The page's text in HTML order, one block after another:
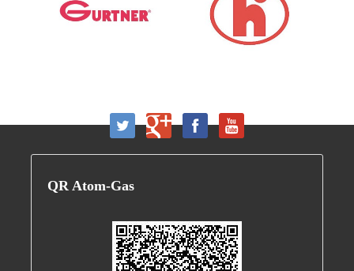
QR Atom-Gas